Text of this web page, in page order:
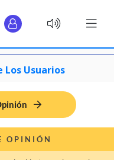
Los Usuarios
OPINIÓN